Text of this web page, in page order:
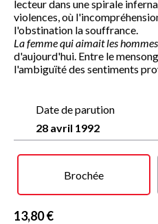
lecteur dans une spirale
violences, où
l'obstination la souffrance.
La femme qui aimait les hommes
d'aujourd'hui. Entre le
l'ambiguïté des sentiments
Date de parution
28 avril 1992
Brochée
13,80 €